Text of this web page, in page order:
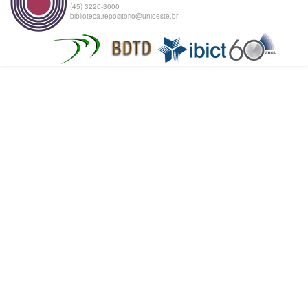
(45) 3220-3000
biblioteca.repositorio@unioeste.br